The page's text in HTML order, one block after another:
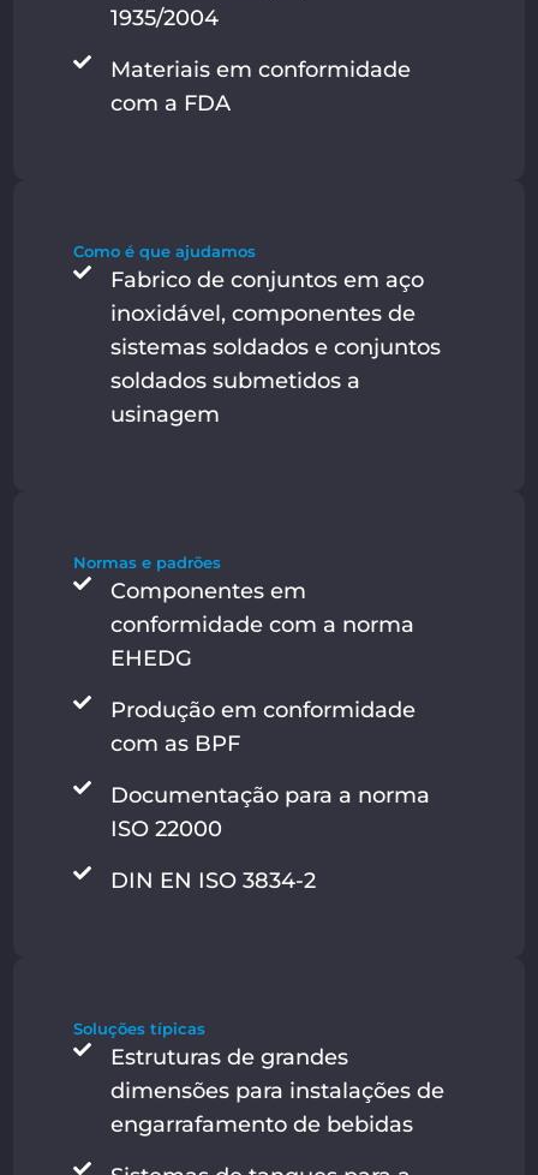
1935/2004
Materiais em conformidade
com a FDA
Como é que ajudamos
Fabrico de conjuntos em aço
inoxidável, componentes de
sistemas soldados e conjuntos
soldados submetidos a
usinagem
Normas e padrões
Componentes em
conformidade com a norma
EHEDG
Produção em conformidade
com as BPF
Documentação para a norma
ISO 22000
DIN EN ISO 3834-2
Soluções típicas
Estruturas de grandes
dimensões para instalações de
engarrafamento de bebidas